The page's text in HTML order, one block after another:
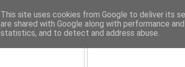
This site uses cookies from Google to deliver its
are shared with Google along with performance
statistics, and to detect and address abuse.